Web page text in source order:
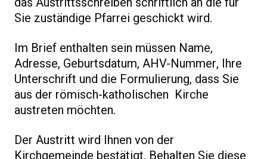
Sie zuständige Pfarrei geschickt wird.
Im Brief enthalten sein müssen Name,
Adresse, Geburtsdatum, AHV-Nummer, Ihre
Unterschrift und die Formulierung, dass Sie
aus der römisch-katholischen Kirche
austreten möchten.
Der Austritt wird Ihnen von der